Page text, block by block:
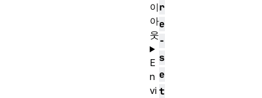
r
e
-
s
e
t
이
아
웃
E
n
vi